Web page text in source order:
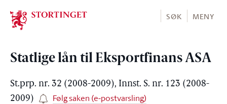
Stortinget.no
SØK MENY
Statlige lån til Eksportfinans ASA
St.prp. nr. 32 (2008-2009), Innst. S. nr. 123 (2008-
2009)
Følg saken (e-postvarsling)